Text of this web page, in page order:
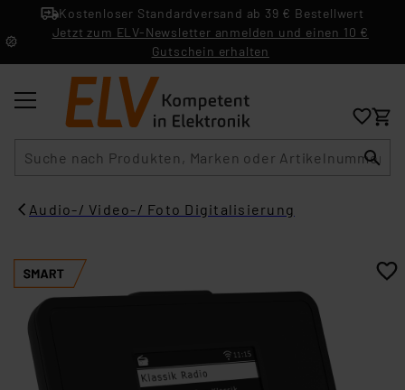
Kostenloser Standardversand ab 39 € Bestellwert
Jetzt zum ELV-Newsletter anmelden und einen 10 €
Gutschein erhalten
Audio-/ Video-/ Foto Digitalisierung